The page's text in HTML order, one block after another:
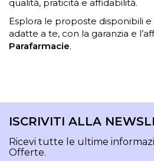
qualità, praticità e affidabilità.
Esplora le proposte disponibili
adatte a te, con la garanzia e
Parafarmacie.
ISCRIVITI ALLA
Ricevi tutte le ultime
Offerte.